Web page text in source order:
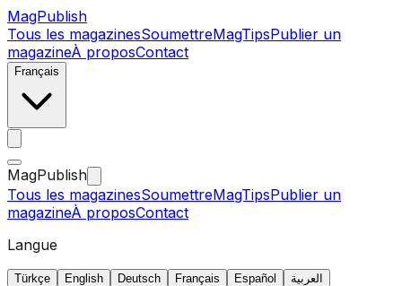
MagPublish
Tous les magazinesSoumettreMagTipsPublier un
magazineÀ proposContact
Français
MagPublish
Tous les magazinesSoumettreMagTipsPublier un
magazineÀ proposContact
Langue
Türkçe English Deutsch Français Español
العربية